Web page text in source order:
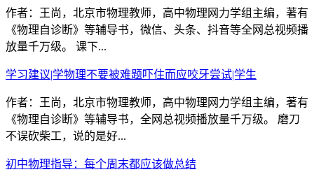
作者：王尚，北京市物理教师，高中物理网力学组主编，著有
《物理自诊断》等辅导书，微信、头条、抖音等全网总视频播
放量千万级。 课下...
学习建议|学物理不要被难题吓住而应咬牙尝试|学生
作者：王尚，北京市物理教师，高中物理网力学组主编，著有
《物理自诊断》等辅导书，全网总视频播放量千万级。 磨刀
不误砍柴工，说的是好...
初中物理指导：每个周末都应该做总结